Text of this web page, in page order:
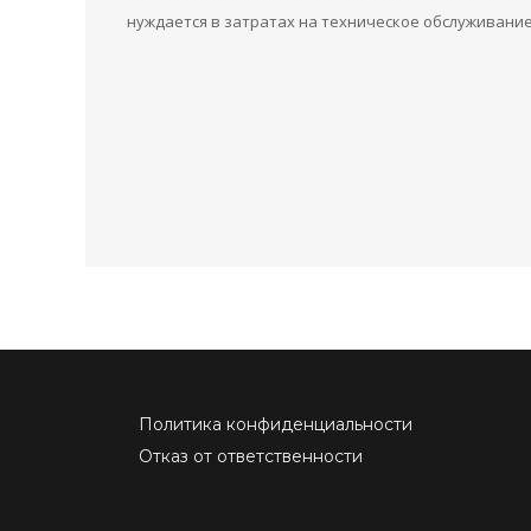
нуждается в затратах на техническое
Политика конфиденциальности
Отказ от ответственности